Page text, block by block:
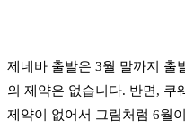
제네바 출발은 3월 말까지 출
의 제약은 없습니다. 반면, 쿠
제약이 없어서 그림처럼 6월